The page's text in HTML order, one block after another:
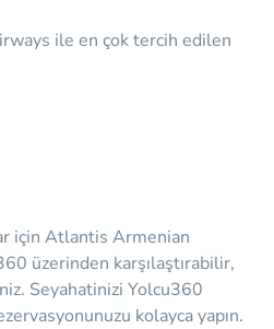
ile en çok tercih edilen
için Atlantis Armenian
üzerinden karşılaştırabilir,
Seyahatinizi Yolcu360
kolayca yapın.